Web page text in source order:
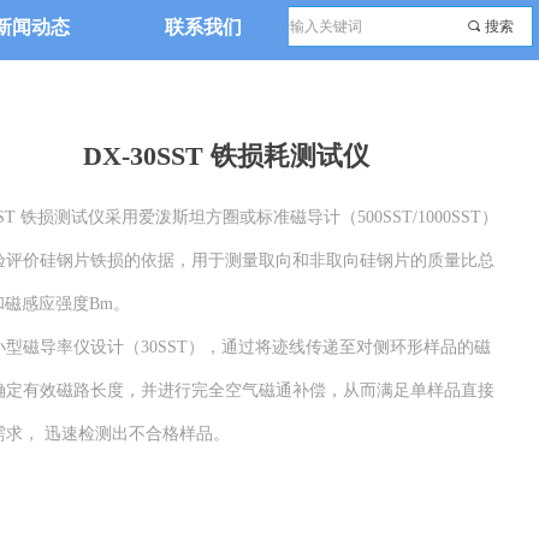
闻动态 联系我们 끠 搜索
DX-30SST 铁损耗测试仪
铁损测试仪采用爱泼斯坦方圈或标准磁导计（500SST/1000SST）
评价硅钢片铁损的依据，用于测量取向和非取向硅钢片的质量比总
感应强度Bm。
型磁导率仪设计（30SST），通过将迹线传递至对侧环形样品的磁
定有效磁路长度，并进行完全空气磁通补偿，从而满足单样品直接
， 迅速检测出不合格样品。